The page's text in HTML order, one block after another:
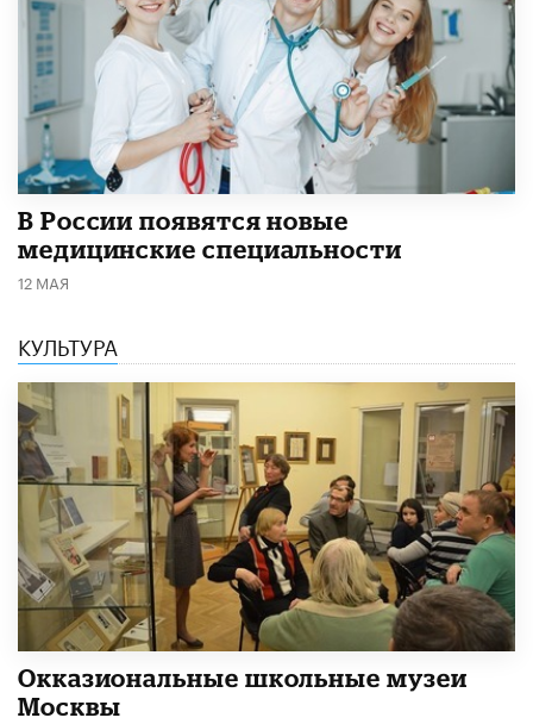
В России появятся новые
медицинские специальности
12 МАЯ
КУЛЬТУРА
​Окказиональные школьные музеи
Москвы